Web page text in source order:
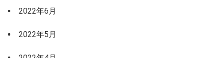
2022年6月
2022年5月